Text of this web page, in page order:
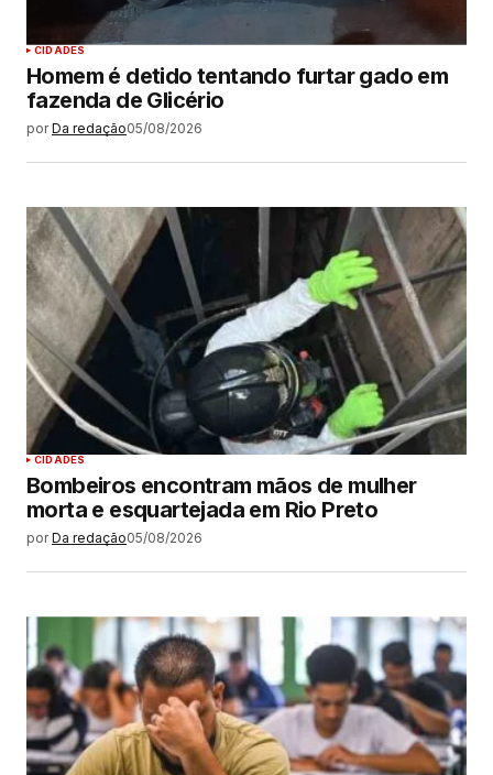
CIDADES
Homem é detido tentando furtar gado em
fazenda de Glicério
por Da redação05/08/2026
CIDADES
Bombeiros encontram mãos de mulher
morta e esquartejada em Rio Preto
por Da redação05/08/2026